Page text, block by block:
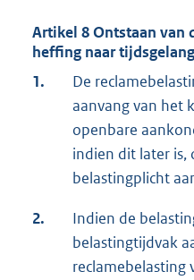
Artikel 8 Ontstaan van
heffing naar tijdsgelang
1.
De
aanvang van het
openbare
indien dit later is,
belastingplicht
2.
Indien de
belastingtijdvak
reclamebelasting